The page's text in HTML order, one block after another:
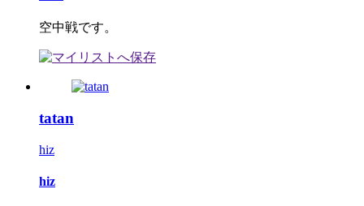
空中戦です。
tatan
hiz
hiz